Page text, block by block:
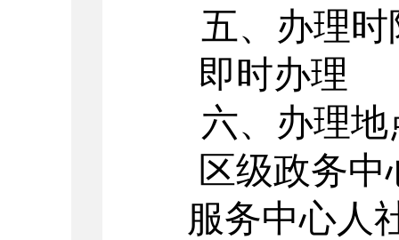
五、办理时
即时办理
六、办理
区级政务
服务中心人